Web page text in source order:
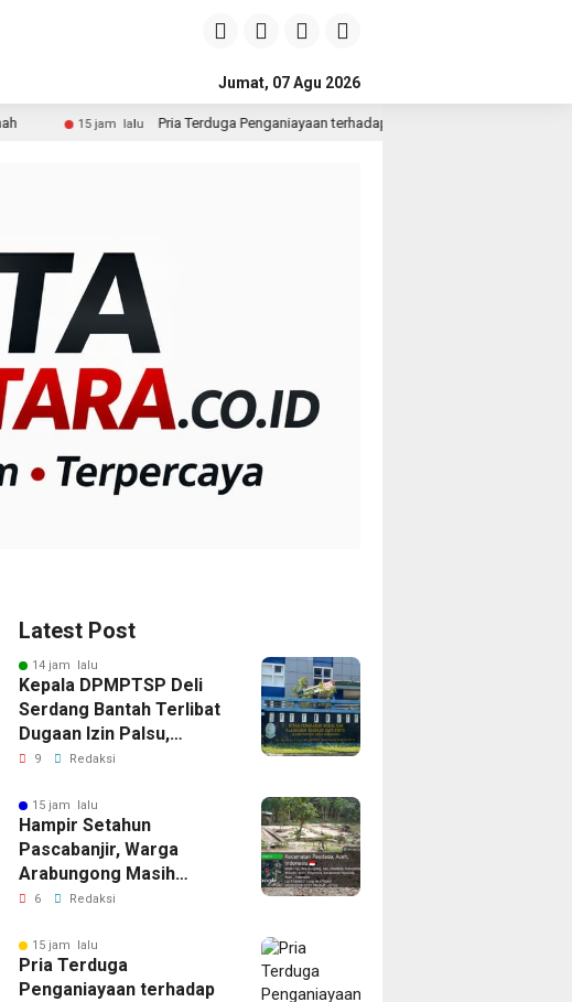
Jumat, 07 Agu 2026
Pria Terduga Penganiayaan terhadap Seorang Wanita di Medan Ditangkap Polisi
Latest Post
14 jam lalu
Kepala DPMPTSP Deli
Serdang Bantah Terlibat
Dugaan Izin Palsu,
Tegaskan Proses
Jalur Resmi
9 Redaksi
15 jam lalu
Hampir Setahun
Pascabanjir, Warga
Arabungong Masih
Menunggu Bantuan
6 Redaksi
15 jam lalu
Pria Terduga
Penganiayaan terhadap